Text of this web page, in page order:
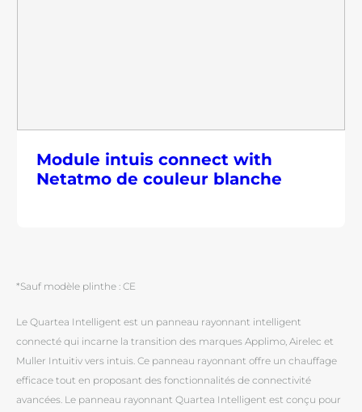
Module intuis connect with
Netatmo de couleur blanche
*Sauf modèle plinthe : CE
Le Quartea Intelligent est un panneau rayonnant intelligent
connecté qui incarne la transition des marques Applimo, Airelec et
Muller Intuitiv vers intuis. Ce panneau rayonnant offre un chauffage
efficace tout en proposant des fonctionnalités de connectivité
avancées. Le panneau rayonnant Quartea Intelligent est conçu pour